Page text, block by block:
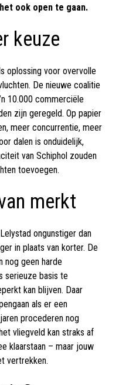
ook open te gaan.
keuze
oplossing voor overvolle
De nieuwe coalitie
10.000 commerciële
zijn geregeld. Op papier
meer concurrentie, meer
dalen is onduidelijk,
van Schiphol zouden
toevoegen.
merkt
ongunstiger dan
in plaats van korter. De
nog geen harde
serieuze basis te
kan blijven. Daar
als er een
procederen nog
vliegveld kan straks af
klaarstaan – maar jouw
vertrekken.